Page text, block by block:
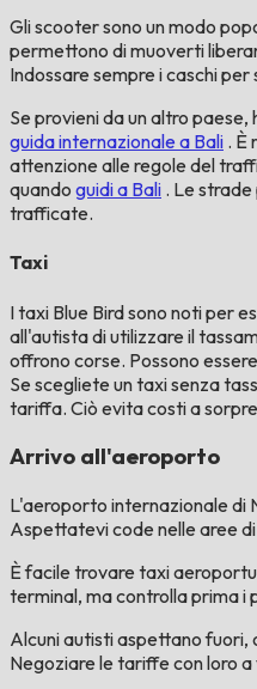
Gli scooter sono un modo
permettono di muoverti
Indossare sempre i caschi per
Se provieni da un altro paese,
guida internazionale a Bali . È
attenzione alle regole del
quando guidi a Bali . Le strade
trafficate.
Taxi
I taxi Blue Bird sono noti per
all'autista di utilizzare il
offrono corse. Possono
Se scegliete un taxi senza
tariffa. Ciò evita costi a
Arrivo all'aeroporto
L'aeroporto internazionale di
Aspettatevi code nelle aree
È facile trovare taxi
terminal, ma controlla prima i
Alcuni autisti aspettano fuori,
Negoziare le tariffe con loro